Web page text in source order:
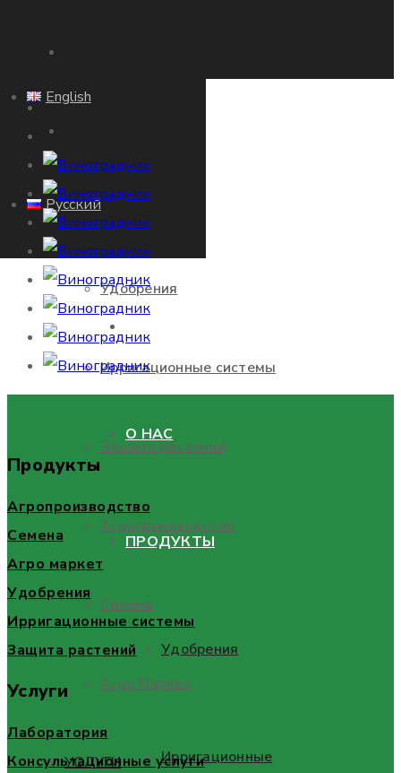
ПРОДУКТЫ
Удобрения
Ирригационные системы
Защита растений
Агропроизводство
Семена
Агро Маркет
УСЛУГИ
English
Русский
О НАС
ПРОДУКТЫ
Удобрения
Ирригационные
Продукты
Агропроизводство
Семена
Агро маркет
Удобрения
Ирригационные системы
Защита растений
Услуги
Лаборатория
Консультационные услуги